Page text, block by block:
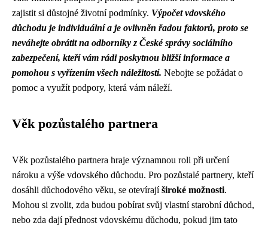
zajistit si důstojné životní podmínky. Výpočet vdovského
důchodu je individuální a je ovlivněn řadou faktorů, proto se
neváhejte obrátit na odborníky z České správy sociálního
zabezpečení, kteří vám rádi poskytnou bližší informace a
pomohou s vyřízením všech náležitostí. Nebojte se požádat o
pomoc a využít podpory, která vám náleží.
Věk pozůstalého partnera
Věk pozůstalého partnera hraje významnou roli při určení
nároku a výše vdovského důchodu. Pro pozůstalé partnery, kteří
dosáhli důchodového věku, se otevírajíširoké možnosti.
Mohou si zvolit, zda budou pobírat svůj vlastní starobní důchod,
nebo zda dají přednost vdovskému důchodu, pokud jim tato